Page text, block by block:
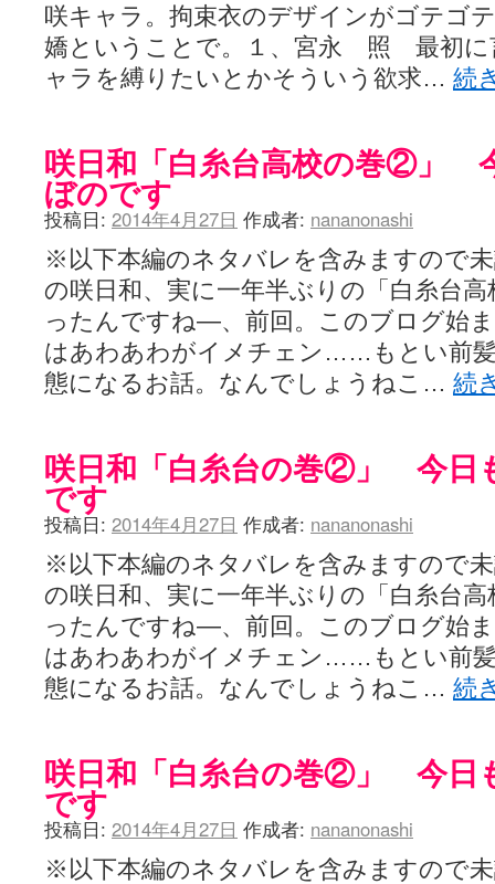
咲キャラ。拘束衣のデザインがゴテゴ
嬌ということで。１、宮永 照 最初に
ャラを縛りたいとかそういう欲求… 続
咲日和「白糸台高校の巻②」
ぼのです
投稿日: 2014年4月27日 作成者: nananonashi
※以下本編のネタバレを含みますので
の咲日和、実に一年半ぶりの「白糸台
ったんですね―、前回。このブログ始
はあわあわがイメチェン……もとい前
態になるお話。なんでしょうねこ… 続
咲日和「白糸台の巻②」 今日
です
投稿日: 2014年4月27日 作成者: nananonashi
※以下本編のネタバレを含みますので
の咲日和、実に一年半ぶりの「白糸台
ったんですね―、前回。このブログ始
はあわあわがイメチェン……もとい前
態になるお話。なんでしょうねこ… 続
咲日和「白糸台の巻②」 今日
です
投稿日: 2014年4月27日 作成者: nananonashi
※以下本編のネタバレを含みますので